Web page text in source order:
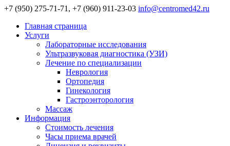
+7 (950) 275-71-71, +7 (960) 911-23-03 info@centromed42.ru
Главная страница
Услуги
Лабораторные исследования
Ультразвуковая диагностика (УЗИ)
Лечение по специализации
Неврология
Ортопедия
Гинекология
Гастроэнторология
Массаж
Информация
Стоимость лечения
Часы приема врачей